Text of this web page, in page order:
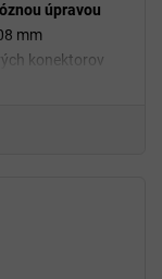
úpravou
mm
konektorov